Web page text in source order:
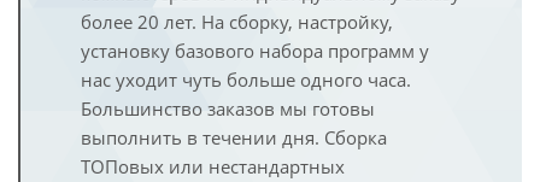
более 20 лет. На сборку, настройку,
установку базового набора программ у
нас уходит чуть больше одного часа.
Большинство заказов мы готовы
выполнить в течении дня. Сборка
ТОПовых или нестандартных